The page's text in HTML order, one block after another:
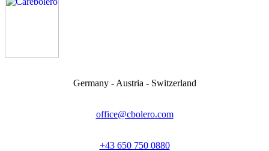
Germany - Austria - Switzerland
office@cbolero.com
+43 650 750 0880